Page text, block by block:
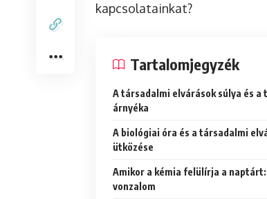
kapcsolatainkat?
Tartalomjegyzék
A társadalmi elvárások súlya és a
árnyéka
A biológiai óra és a társadalmi
ütközése
Amikor a kémia felülírja a naptárt:
vonzalom